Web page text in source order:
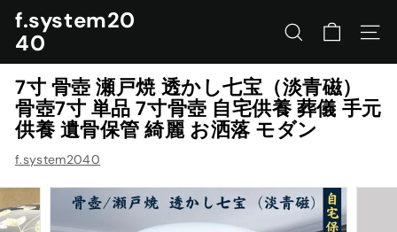
ン
プ
す
る
f.system20
40
サイトを検索する
ナビ
7寸 骨壺 瀬戸焼 透かし七宝（淡青磁）
骨壺7寸 単品 7寸骨壺 自宅供養 葬儀 手元
供養 遺骨保管 綺麗 お洒落 モダン
f.system2040